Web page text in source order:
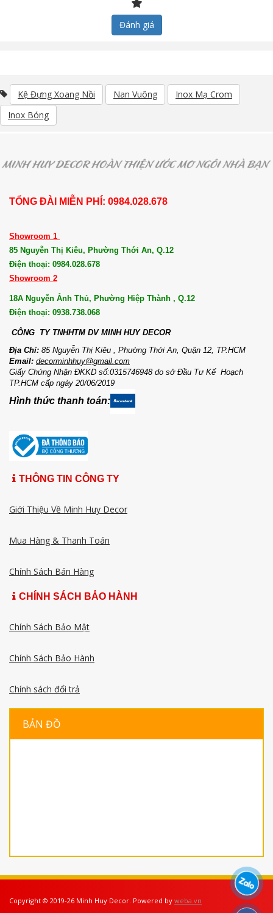
Đánh giá
Kệ Đựng Xoang Nồi Nan Vuông
Inox Mạ Crom
Inox Bóng
TỔNG ĐÀI MIỄN PHÍ: 0984.028.678
Showroom 1
85 Nguyễn Thị Kiêu, Phường Thới An, Q.12
Điện thoại: 0984.028.678
Showroom 2
18A Nguyễn Ảnh Thủ, Phường Hiệp Thành , Q.12
Điện thoại: 0938.738.068
CÔNG TY TNHHTM DV MINH HUY DECOR
Địa Chỉ: 85 Nguyễn Thị Kiêu , Phường Thới An, Quận 12, TP.HCM
Email: decorminhhuy@gmail.com
Giấy Chứng Nhận ĐKKD số:0315746948 do sở Đầu Tư Kế Hoạch
TP.HCM cấp ngày 20/06/2019
Hình thức thanh toán:
THÔNG TIN CÔNG TY
Giới Thiệu Về Minh Huy Decor
Mua Hàng & Thanh Toán
Chính Sách Bán Hàng
CHÍNH SÁCH BẢO HÀNH
Chính Sách Bảo Mật
Chính Sách Bảo Hành
Chính sách đổi trả
BẢN ĐỒ
Copyright © 2019-26 Minh Huy Decor. Powered by weba.vn